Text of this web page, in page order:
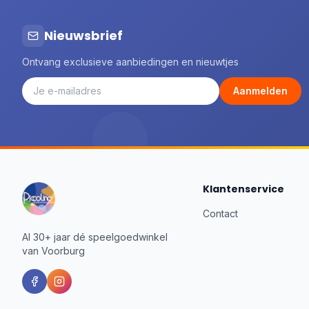
Gottmer 37
Haba
Image Books
Janod
Jellycat
Joueco
JuegaConmigo
Jumbo
Juulz illustrations
Nieuwsbrief
Ontvang exclusieve aanbiedingen en nieuwtjes
Aanmelden
Al 30+ jaar dé speelgoedwinkel
van Voorburg
Klantenservice
Contact